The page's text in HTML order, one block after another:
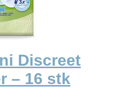
Discreet
– 16 stk